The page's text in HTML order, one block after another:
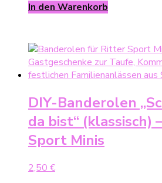
In den Warenkorb
DIY-Banderolen
da bist“ (klassisch)
Sport Minis
2,50 €